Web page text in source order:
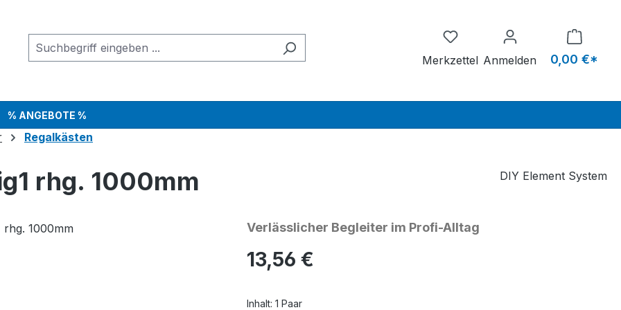
Du hast 0 Produkte auf dem
Merkzettel Anmelden 0,00 €*
% ANGEBOTE %
Regalkästen
rhg. 1000mm DIY Element System
Verlässlicher Begleiter im Profi-Alltag
Regulärer Preis:
13,56 €
Inhalt: 1 Paar